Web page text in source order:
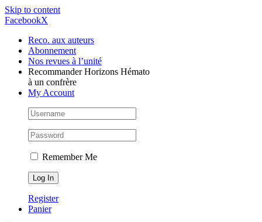
Skip to content
FacebookX
Reco. aux auteurs
Abonnement
Nos revues à l’unité
Recommander Horizons Hémato
à un confrère
My Account
Remember Me
Register
Panier